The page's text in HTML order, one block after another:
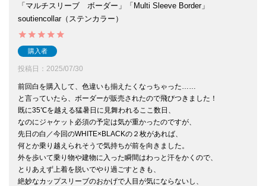
「マルチスリーブ ボーダー」「Multi Sleeve Border」
soutiencollar（ステンカラー）
購入者
投稿日 2025/07/30
前回白を購入して、色違いも揃えたくなっちゃった……
と言っていたら、ボーダーが販売されたので飛びつきました！
既に35℃を越える猛暑日に見舞われるここ数日、
なのにジャケット必須の予定は気が重かったのですが、
先日の白／今回のWHITE×BLACKの２枚があれば、
何とか乗り越えられそうで気持ちが前を向きました。
外を歩いて乗り物や建物に入った瞬間はわっと汗をかくので、
とりあえず上着を脱いでやり過ごすときも、
絶妙なカップスリーブのおかげで人目が気にならないし、